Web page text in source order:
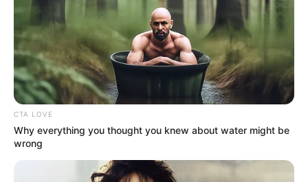
CTA LOVE
Why everything you thought you knew about water might be
wrong